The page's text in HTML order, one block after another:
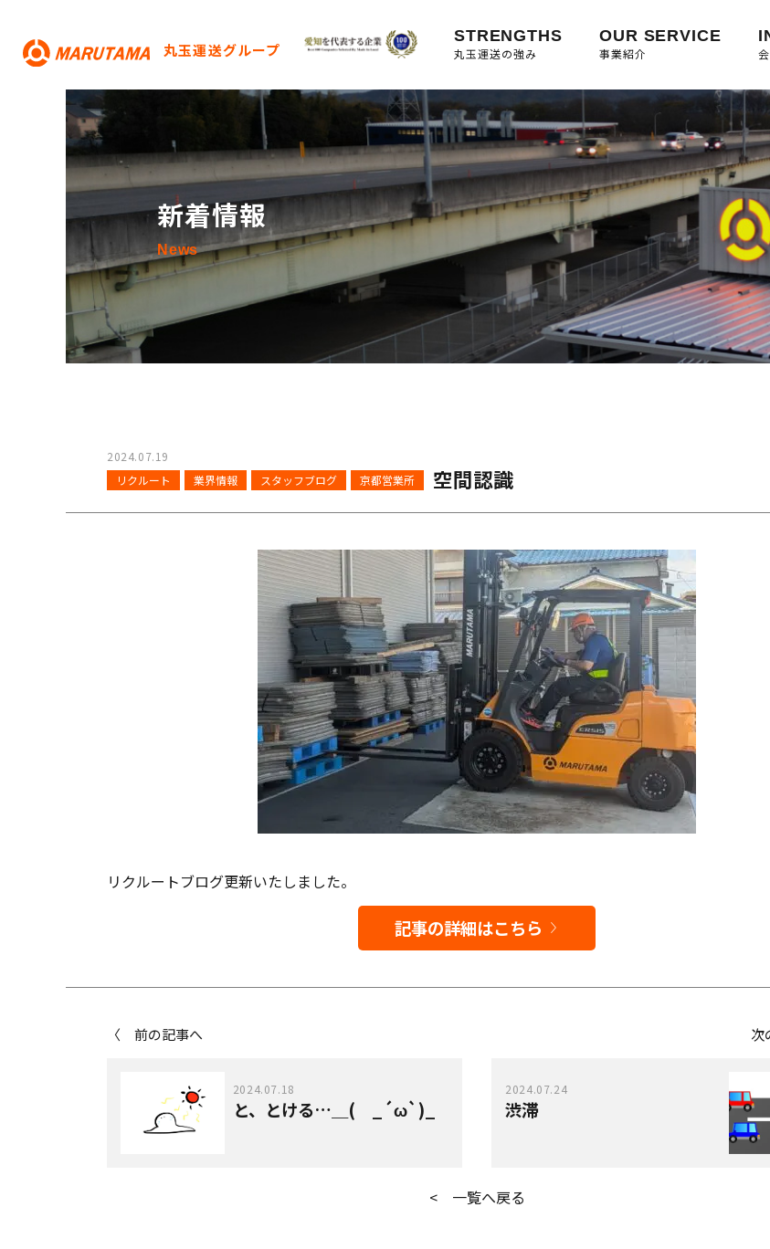
丸玉運送グループ
STRENGTHS
丸玉運送の強み
OUR SERVICE
事業紹介
新着情報
News
2024.07.19
リクルート
業界情報 スタッフブログ 京都営業所 空間認識
リクルートブログ更新いたしました。
記事の詳細はこちら
〈 前の記事へ
2024.07.18
と、とける…＿( _´ω`)_
次
2024.07.24
渋滞
< 一覧へ戻る